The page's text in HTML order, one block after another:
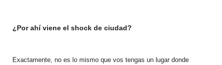
¿Por ahí viene el shock de ciudad?
Exactamente, no es lo mismo que vos tengas un lugar donde